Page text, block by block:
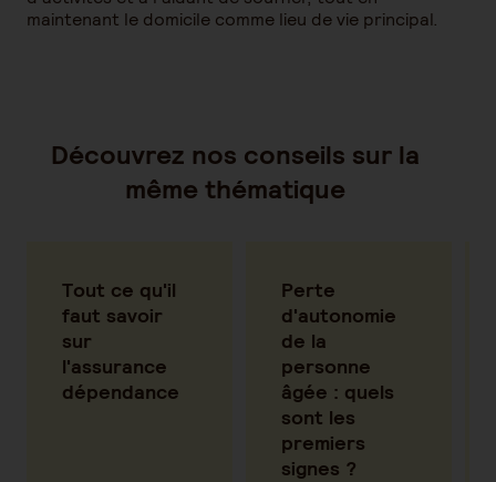
maintenant le domicile comme lieu de vie principal.
Découvrez nos conseils sur la
même thématique
Tout ce qu'il
faut savoir
sur
l'assurance
dépendance
Perte
d'autonomie
de la
personne
âgée : quels
sont les
premiers
signes ?